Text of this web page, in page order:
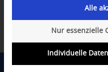
Alle
Nur essenzielle
Individuelle